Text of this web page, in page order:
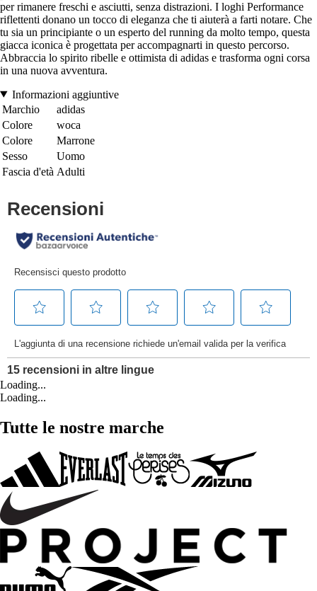
per rimanere freschi e asciutti, senza distrazioni. I loghi Performance
riflettenti donano un tocco di eleganza che ti aiuterà a farti notare. Che
tu sia un principiante o un esperto del running da molto tempo, questa
giacca iconica è progettata per accompagnarti in questo percorso.
Abbraccia lo spirito ribelle e ottimista di adidas e trasforma ogni corsa
in una nuova avventura.
Informazioni aggiuntive
Marchio
adidas
Colore
woca
Colore
Marrone
Sesso
Uomo
Fascia d'età Adulti
Loading...
Loading...
Tutte le nostre marche